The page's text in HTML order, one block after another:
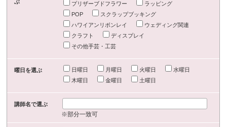
ぶ
プリザーブドフラワー
ラッピング
POP
スクラップブッキング
ハワイアンリボンレイ
ウェディング関連
クラフト
ディスプレイ
その他手芸・工芸
曜日を選ぶ 日曜日 月曜日 火曜日
水曜日
木曜日
金曜日 土曜日
講師名で選ぶ
※部分一致可